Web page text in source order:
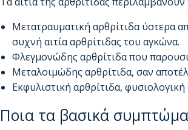
Μετατραυματική αρθρίτιδα ύστερα
συχνή αιτία αρθρίτιδας του αγκώνα.
Φλεγμονώδης αρθρίτιδα που
Μεταλοιμώδης αρθρίτιδα, σαν
Εκφυλιστική αρθρίτιδα,
Ποια τα βασικά